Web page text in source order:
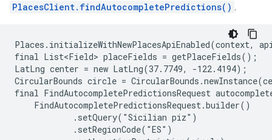
PlacesClient.findAutocompletePredictions() .
Places.initializeWithNewPlacesApiEnabled(context,
final List<Field> placeFields = getPlaceFields();
LatLng center = new LatLng(37.7749, -122.4194);
CircularBounds circle =
final FindAutocompletePredictionsRequest
    FindAutocompletePredictionsRequest.builder()
            .setQuery("Sicilian piz")
            .setRegionCode("ES")